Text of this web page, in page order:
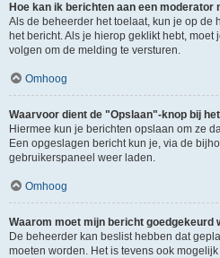
Hoe kan ik berichten aan een moderator
Als de beheerder het toelaat, kun je op de
het bericht. Als je hierop geklikt hebt,
volgen om de melding te versturen.
Omhoog
Waarvoor dient de "Opslaan"-knop bij
Hiermee kun je berichten opslaan om ze
Een opgeslagen bericht kun je, via de
gebruikerspaneel weer laden.
Omhoog
Waarom moet mijn bericht goedgekeurd
De beheerder kan beslist hebben dat
moeten worden. Het is tevens ook